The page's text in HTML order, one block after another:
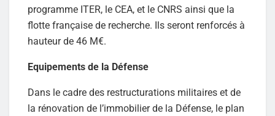
programme ITER, le CEA, et le CNRS ainsi que la
flotte française de recherche. Ils seront renforcés à
hauteur de 46 M€.
Equipements de la Défense
Dans le cadre des restructurations militaires et de
la rénovation de l’immobilier de la Défense, le plan